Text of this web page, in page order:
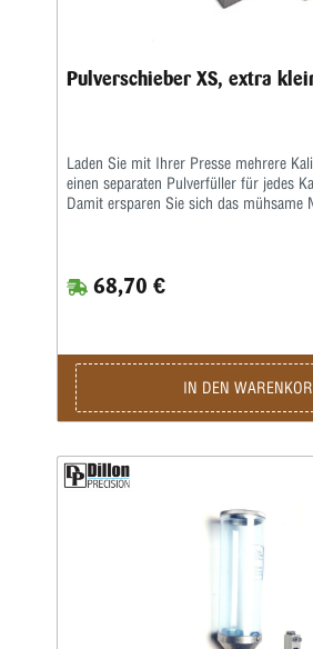
Pulverschieber XS, extra
Laden Sie mit Ihrer Presse mehrere
einen separaten Pulverfüller für jedes
Damit ersparen Sie sich das mühsame
68,70 €
IN DEN